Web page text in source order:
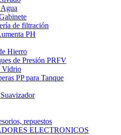
de filtración
PH
Hierro
de Presión PRFV
Vidrio
PP para Tanque
repuestos
ELECTRONICOS